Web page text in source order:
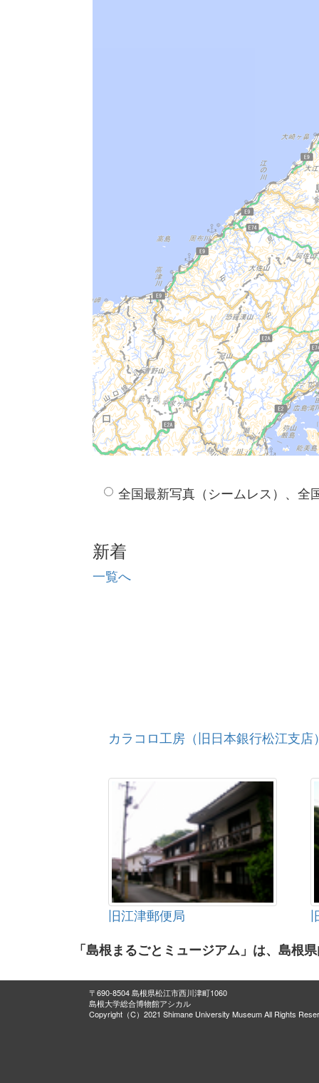
全国最新写真（シームレス）、全
新着
一覧へ
カラコロ工房（旧日本銀行松江支店
旧江津郵便局
「島根まるごとミュージアム」は、島根
〒690-8504 島根県松江市西川津町1060
島根大学総合博物館アシカル
Copyright（C）2021 Shimane University Museum All Rights